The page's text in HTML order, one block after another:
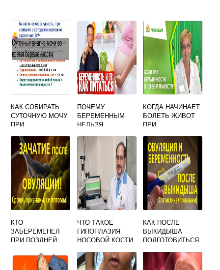
КАК СОБИРАТЬ
СУТОЧНУЮ МОЧУ
ПРИ
ПОЧЕМУ
БЕРЕМЕННЫМ
НЕЛЬЗЯ
КОГДА НАЧИНАЕТ
БОЛЕТЬ ЖИВОТ
ПРИ
КТО
ЗАБЕРЕМЕНЕЛ
ПРИ ПОЗДНЕЙ
ФОРУМ
ЧТО ТАКОЕ
ГИПОПЛАЗИЯ
НОСОВОЙ КОСТИ
НЕДЕЛЕ
БЕРЕМЕННОСТИ
КАК ПОСЛЕ
ВЫКИДЫША
ПОДГОТОВИТЬСЯ
БЕРЕМЕННОСТИ